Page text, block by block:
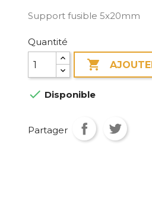
Support fusible 5x20mm
Quantité

 Disponible
Partager